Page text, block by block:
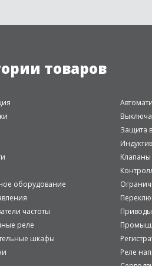
товаров
Защита
Клапаны
оборудование
частоты
Приводы
реле
шкафы
Реле